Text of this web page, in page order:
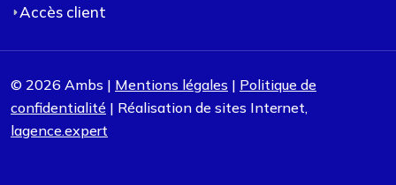
Accès client
© 2026 Ambs | Mentions légales | Politique de
confidentialité | Réalisation de sites Internet,
lagence.expert